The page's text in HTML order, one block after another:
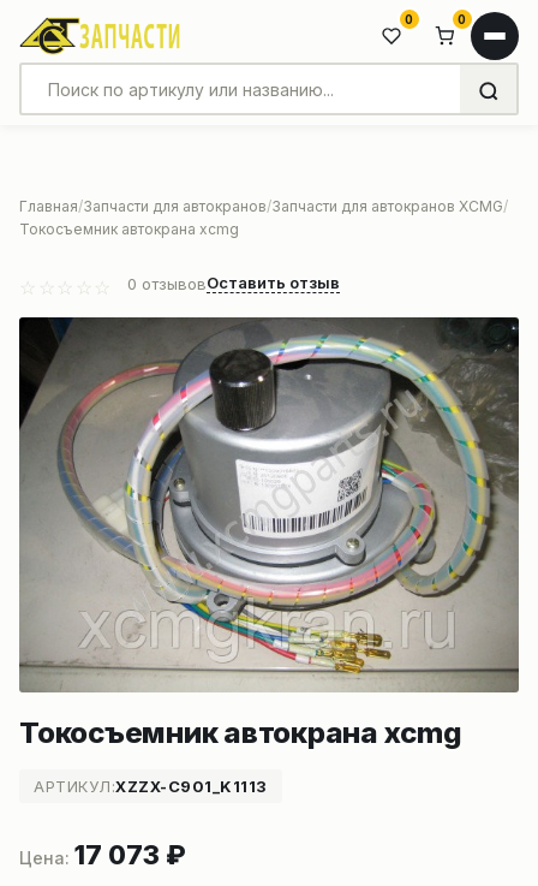
0 0
Главная Запчасти для автокранов Запчасти для автокранов XCMG
Токосъемник автокрана xcmg
0 отзывовОставить отзыв
Токосъемник автокрана xcmg
АРТИКУЛ:XZZX-C901_K1113
17 073 ₽